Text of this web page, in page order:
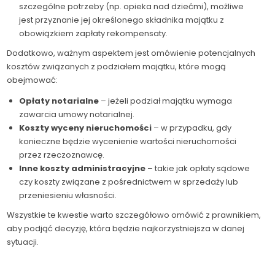
szczególne potrzeby (np. opieka nad dziećmi), możliwe
jest przyznanie jej określonego składnika majątku z
obowiązkiem zapłaty rekompensaty.
Dodatkowo, ważnym aspektem jest omówienie potencjalnych
kosztów związanych z podziałem majątku, które mogą
obejmować:
Opłaty notarialne – jeżeli podział majątku wymaga
zawarcia umowy notarialnej.
Koszty wyceny nieruchomości – w przypadku, gdy
konieczne będzie wycenienie wartości nieruchomości
przez rzeczoznawcę.
Inne koszty administracyjne – takie jak opłaty sądowe
czy koszty związane z pośrednictwem w sprzedaży lub
przeniesieniu własności.
Wszystkie te kwestie warto szczegółowo omówić z prawnikiem,
aby podjąć decyzję, która będzie najkorzystniejsza w danej
sytuacji.